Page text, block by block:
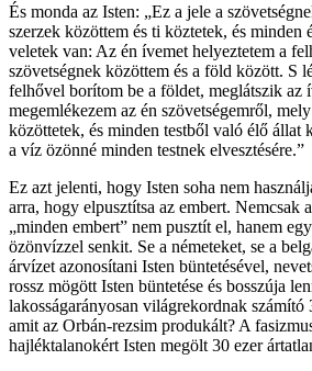
És monda az Isten: „Ez a jele a
szerzek közöttem és ti köztetek, és minden
veletek van: Az én ívemet helyeztetem a
szövetségnek közöttem és a föld között. S
felhővel borítom be a földet, meglátszik az
megemlékezem az én szövetségemről,
közöttetek, és minden testből való élő állat
a víz özönné minden testnek elvesztésére.”
Ez azt jelenti, hogy Isten soha nem
arra, hogy elpusztítsa az embert. Nemcsak
„minden embert” nem pusztít el, hanem
özönvízzel senkit. Se a németeket, se a
árvízet azonosítani Isten büntetésével,
rossz mögött Isten büntetése és bosszúja
lakosságarányosan világrekordnak
amit az Orbán-rezsim produkált? A
hajléktalanokért Isten megölt 30 ezer